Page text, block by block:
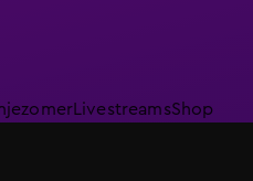
LivestreamsShop